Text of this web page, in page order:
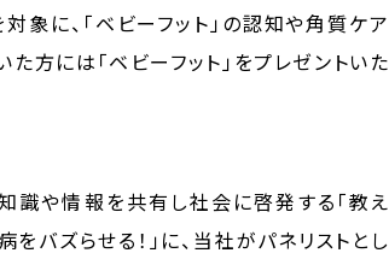
に、「ベビーフット」の認知や角質ケア
方には「ベビーフット」をプレゼントいた
識や情報を共有し社会に啓発する「教え
バズらせる！」に、当社がパネリストとし